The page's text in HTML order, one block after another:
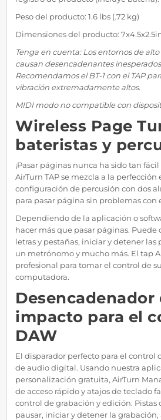
Peso del producto: 1.6 lbs (.72 kg)
Dimensiones del producto:
Tenga en cuenta: Los entornos de
causan desencadenantes inesperados
Recomendamos el BT-1 con el TAP
vibración extremadamente altos.
MIDI modo no compatible con
Wireless Page
bateristas y
¡Pasar páginas nunca ha sido tan
AirTurn TAP se mezcla a la perfección
configuración de percusión con dos
para pasar página sin problemas con
Dependiendo de la aplicación o
hacer más que pasar páginas. Puede
letras y pestañas, iniciar y detener las
un metrónomo y mucho más. El tap
profesional para tomar el control de
computadora.
Desencadenador
impacto para el
DAW
El disparador perfecto para el control
de audio digital. Usando nuestra
personalización gratuita, AirTurn
de acceso rápido y atajos de teclado
control de grabación y edición. Pistas
pausar, iniciar y detener la